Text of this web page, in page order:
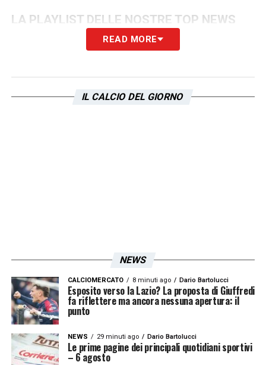
LA PLAYLIST DELLE NOSTRE TOP NEWS
READ MORE
IL CALCIO DEL GIORNO
NEWS
CALCIOMERCATO 8 minuti ago Dario Bartolucci
Esposito verso la Lazio? La proposta di Giuffredi
fa riflettere ma ancora nessuna apertura: il
punto
NEWS 29 minuti ago Dario Bartolucci
Le prime pagine dei principali quotidiani sportivi
– 6 agosto